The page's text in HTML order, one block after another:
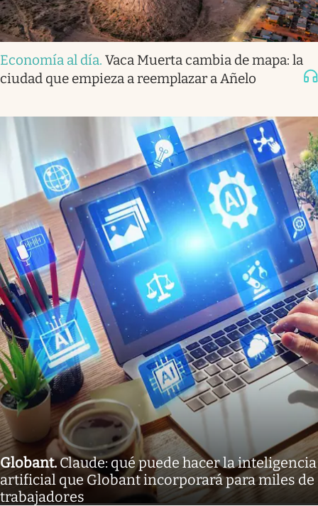
Economía al día. Vaca Muerta cambia de mapa: la
ciudad que empieza a reemplazar a Añelo
Globant.Claude: qué puede hacer la inteligencia
artificial que Globant incorporará para miles de
trabajadores